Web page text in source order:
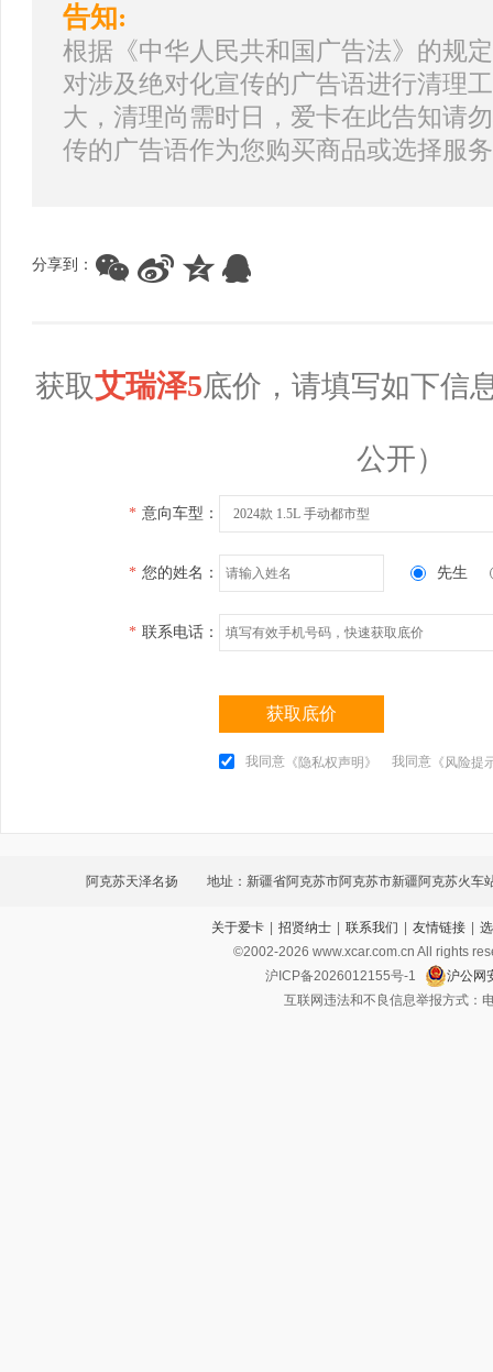
告知:
根据《中华人民共和国广告法》的规
对涉及绝对化宣传的广告语进行清理
大，清理尚需时日，爱卡在此告知请
传的广告语作为您购买商品或选择服
分享到：
获取艾瑞泽5底价，请填写如下信
公开）
* 意向车型： 2024款 1.5L 手动都市型
* 您的姓名： 先生
* 联系电话：
获取底价
我同意 《隐私权声明》 我同意 《风险提
阿克苏天泽名扬 地址：新疆省阿克苏市阿克苏市新疆阿克苏火车
环路1号
关于爱卡 | 招贤纳士 | 联系我们 | 友情链接 |
©2002-2026 www.xcar.com.cn All rights
沪ICP备2026012155号-1
沪公网
互联网违法和不良信息举报方式：